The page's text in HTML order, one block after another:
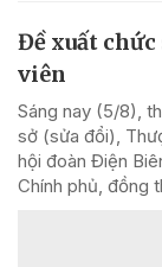
Đề xuất
viên
Sáng nay (5/8),
sở (sửa đổi),
hội đoàn Điện
Chính phủ, đồng